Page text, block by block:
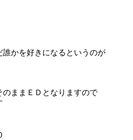
かを好きになるというのが
ままＥＤとなりますので